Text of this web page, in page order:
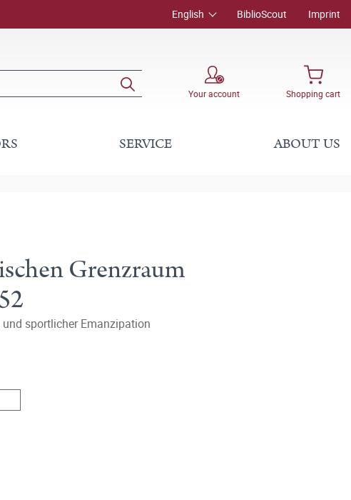
English BiblioScout Imprint
Your account Shopping cart
SERVICE ABOUT US
Grenzraum
sportlicher Emanzipation